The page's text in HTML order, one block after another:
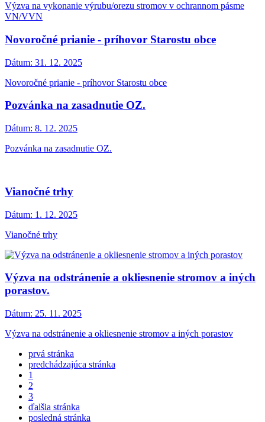
Výzva na vykonanie výrubu/orezu stromov v ochrannom pásme
VN/VVN
Novoročné prianie - príhovor Starostu obce
Dátum: 31. 12. 2025
Novoročné prianie - príhovor Starostu obce
Pozvánka na zasadnutie OZ.
Dátum: 8. 12. 2025
Pozvánka na zasadnutie OZ.
Vianočné trhy
Dátum: 1. 12. 2025
Vianočné trhy
Výzva na odstránenie a okliesnenie stromov a iných
porastov.
Dátum: 25. 11. 2025
Výzva na odstránenie a okliesnenie stromov a iných porastov
prvá stránka
predchádzajúca stránka
1
2
3
ďalšia stránka
posledná stránka